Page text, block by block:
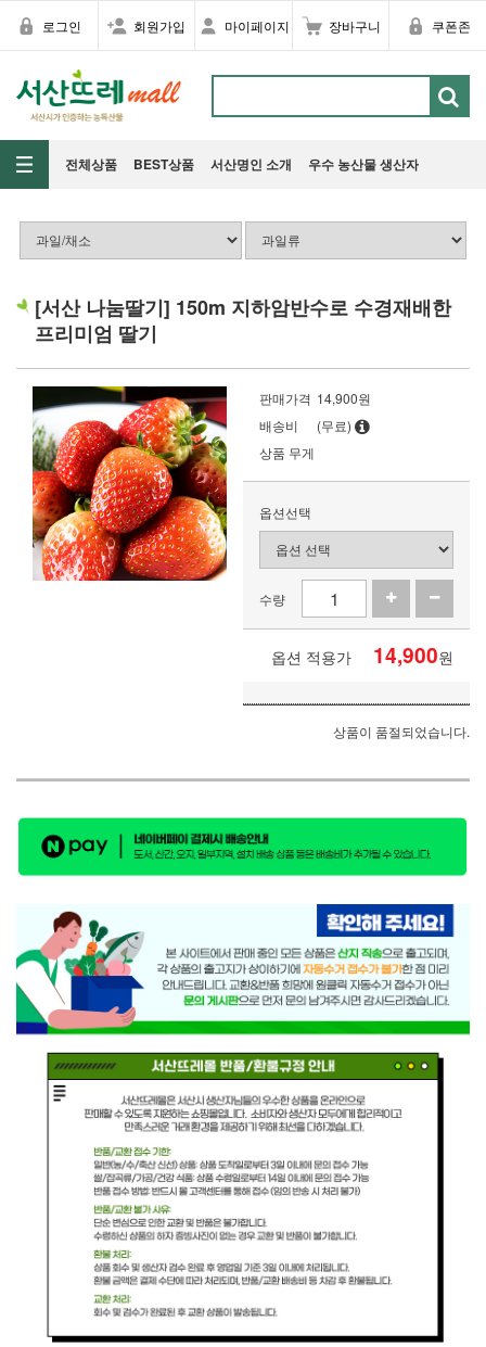
로그인 회원가입 마이페이지 장바구니 쿠폰존
전체상품 BEST상품 서산명인 소개 우수 농산물 생산자
[서산 나눔딸기] 150m 지하암반수로 수경재배한
프리미엄 딸기
판매가격 14,900원
배송비
(무료)
상품 무게
옵션선택
수량
옵션 적용가 14,900원
상품이 품절되었습니다.